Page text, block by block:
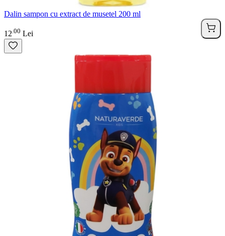
Dalin sampon cu extract de musetel 200 ml
12 00 Lei